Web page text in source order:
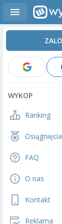
WYKOP
Ranking
Osiągnięcia
FAQ
O nas
Kontakt
Reklama